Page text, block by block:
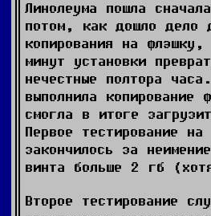
Линолеума пошла
потом, как дошло дело
копирования на флэшку,
минут установки
нечестные полтора
выполнила копирование
смогла в итоге
Первое тестирование на
закончилось за
винта больше 2 гб
Второе тестирование